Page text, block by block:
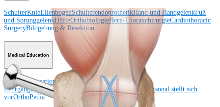
SchulterKnieEllenbogenSchulterendoprothetikHand und HandgelenkFuß
und SprunggelenkHüfteOrthobiologieHerz-ThoraxchirurgieCardiothoracic
SurgeryBildgebung & Resektion
Medical Education
Medical EducationKursbeschreibungenSchulungen &
LehrgängeArthroLab™-Standorte Unser klinisches Personal stellt sich
vorOrthoPedia